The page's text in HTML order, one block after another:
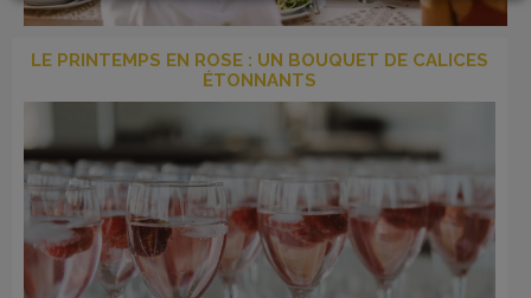
LE PRINTEMPS EN ROSE : UN BOUQUET DE CALICES
ÉTONNANTS